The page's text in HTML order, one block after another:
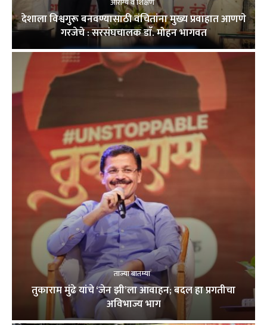
देशाला विश्वगुरू बनवण्यासाठी वंचितांना मुख्य प्रवाहात आणणे
गरजेचे : सरसंघचालक डाॅ. मोहन भागवत
ताज्या बातम्या
तुकाराम मुंढे यांचे ‘जेन झी’ला आवाहन; बदल हा प्रगतीचा
अविभाज्य भाग